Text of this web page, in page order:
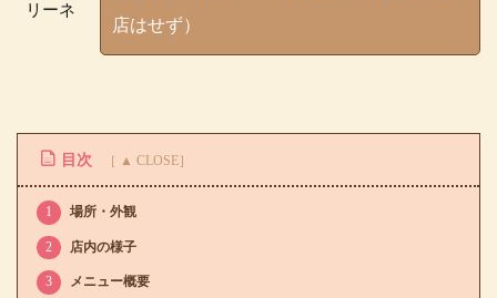
リーネ
店はせず）
目次
1 場所・外観
2 店内の様子
3 メニュー概要